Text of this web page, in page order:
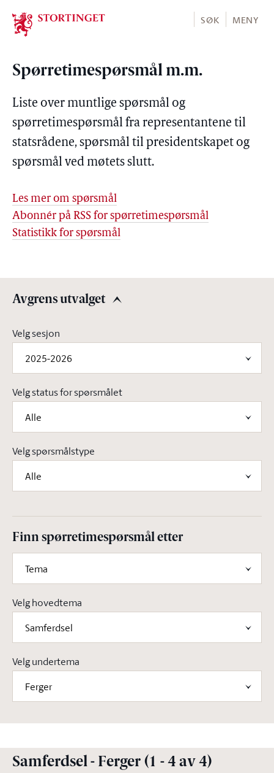
Stortinget.no
SØK MENY
Spørretimespørsmål m.m.
Liste over muntlige spørsmål og
spørretimespørsmål fra representantene til
statsrådene, spørsmål til presidentskapet og
spørsmål ved møtets slutt.
Les mer om spørsmål
Abonnér på RSS for spørretimespørsmål
Statistikk for spørsmål
Avgrens utvalget
Velg sesjon
2025-2026
Velg status for spørsmålet
Alle
Velg spørsmålstype
Alle
Finn spørretimespørsmål etter
Tema
Velg hovedtema
Samferdsel
Velg undertema
Ferger
Samferdsel - Ferger (1 - 4 av 4)